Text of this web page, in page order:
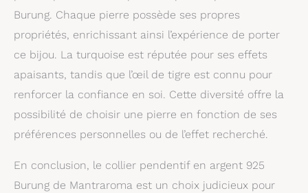
Burung. Chaque pierre possède ses propres
propriétés, enrichissant ainsi l’expérience de porter
ce bijou. La turquoise est réputée pour ses effets
apaisants, tandis que l’œil de tigre est connu pour
renforcer la confiance en soi. Cette diversité offre la
possibilité de choisir une pierre en fonction de ses
préférences personnelles ou de l’effet recherché.
En conclusion, le collier pendentif en argent 925
Burung de Mantraroma est un choix judicieux pour